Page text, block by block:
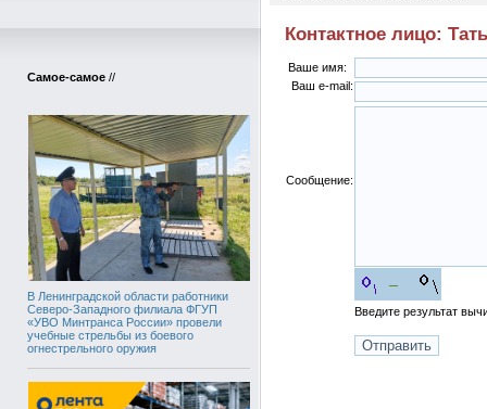
Самое-самое //
В Ленинградской области работники
Северо-Западного филиала ФГУП
«УВО Минтранса России» провели
учебные стрельбы из боевого
огнестрельного оружия
Контактное лицо:
Ваше имя:
Ваш e-mail:
Сообщение:
Введите результат